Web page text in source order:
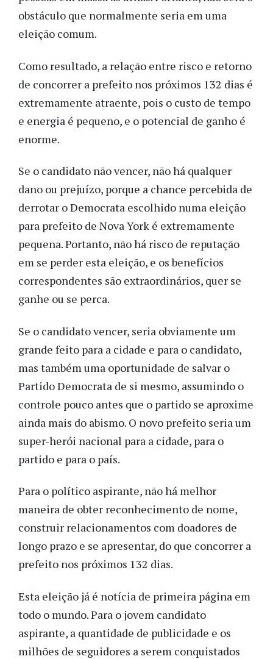
obstáculo que normalmente seria em uma
eleição comum.
Como resultado, a relação entre risco e retorno
de concorrer a prefeito nos próximos 132 dias é
extremamente atraente, pois o custo de tempo
e energia é pequeno, e o potencial de ganho é
enorme.
Se o candidato não vencer, não há qualquer
dano ou prejuízo, porque a chance percebida de
derrotar o Democrata escolhido numa eleição
para prefeito de Nova York é extremamente
pequena. Portanto, não há risco de reputação
em se perder esta eleição, e os benefícios
correspondentes são extraordinários, quer se
ganhe ou se perca.
Se o candidato vencer, seria obviamente um
grande feito para a cidade e para o candidato,
mas também uma oportunidade de salvar o
Partido Democrata de si mesmo, assumindo o
controle pouco antes que o partido se aproxime
ainda mais do abismo. O novo prefeito seria um
super-herói nacional para a cidade, para o
partido e para o país.
Para o político aspirante, não há melhor
maneira de obter reconhecimento de nome,
construir relacionamentos com doadores de
longo prazo e se apresentar, do que concorrer a
prefeito nos próximos 132 dias.
Esta eleição já é notícia de primeira página em
todo o mundo. Para o jovem candidato
aspirante, a quantidade de publicidade e os
milhões de seguidores a serem conquistados